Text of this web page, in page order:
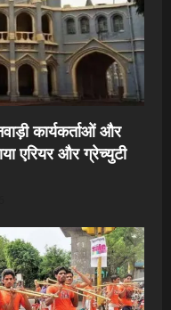
कार्यकर्ताओं और
एरियर और ग्रेच्युटी